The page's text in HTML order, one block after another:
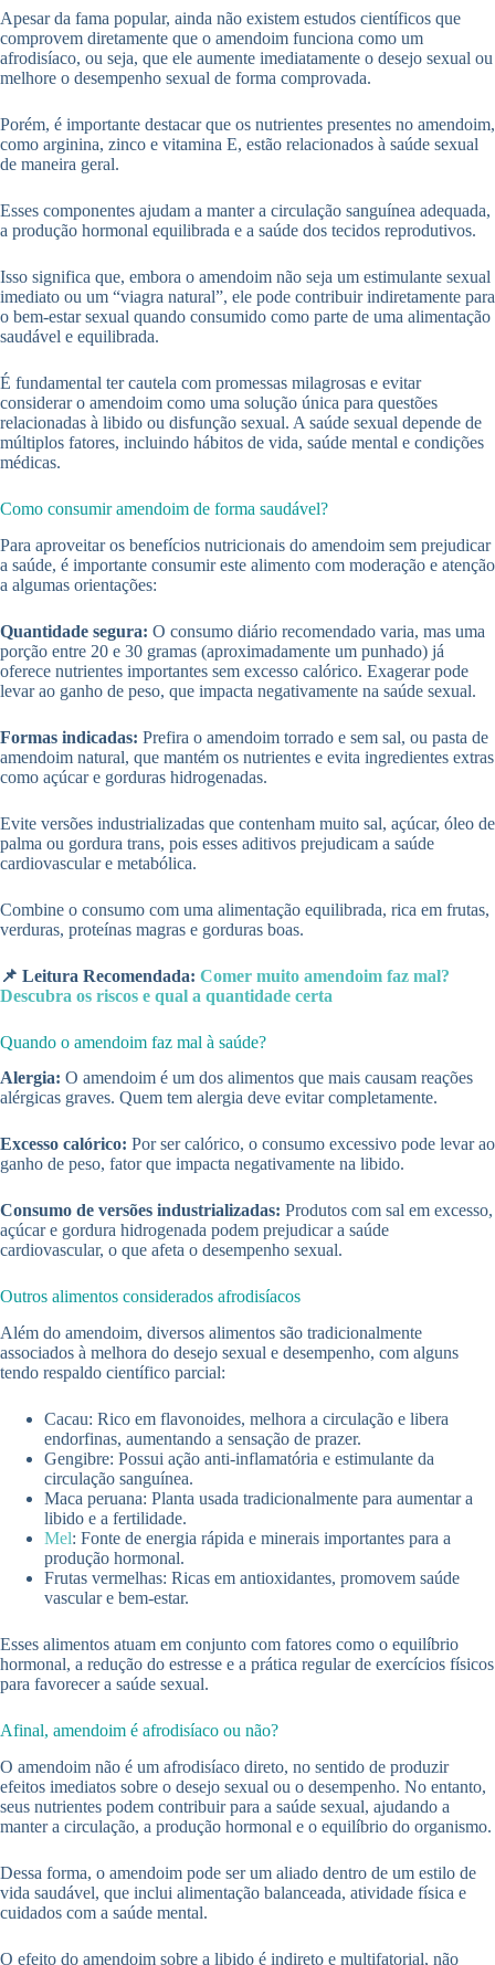
Apesar da fama popular, ainda não existem estudos científicos que
comprovem diretamente que o amendoim funciona como um
afrodisíaco, ou seja, que ele aumente imediatamente o desejo sexual ou
melhore o desempenho sexual de forma comprovada.
Porém, é importante destacar que os nutrientes presentes no amendoim,
como arginina, zinco e vitamina E, estão relacionados à saúde sexual
de maneira geral.
Esses componentes ajudam a manter a circulação sanguínea adequada,
a produção hormonal equilibrada e a saúde dos tecidos reprodutivos.
Isso significa que, embora o amendoim não seja um estimulante sexual
imediato ou um “viagra natural”, ele pode contribuir indiretamente para
o bem-estar sexual quando consumido como parte de uma alimentação
saudável e equilibrada.
É fundamental ter cautela com promessas milagrosas e evitar
considerar o amendoim como uma solução única para questões
relacionadas à libido ou disfunção sexual. A saúde sexual depende de
múltiplos fatores, incluindo hábitos de vida, saúde mental e condições
médicas.
Como consumir amendoim de forma saudável?
Para aproveitar os benefícios nutricionais do amendoim sem prejudicar
a saúde, é importante consumir este alimento com moderação e atenção
a algumas orientações:
Quantidade segura: O consumo diário recomendado varia, mas uma
porção entre 20 e 30 gramas (aproximadamente um punhado) já
oferece nutrientes importantes sem excesso calórico. Exagerar pode
levar ao ganho de peso, que impacta negativamente na saúde sexual.
Formas indicadas: Prefira o amendoim torrado e sem sal, ou pasta de
amendoim natural, que mantém os nutrientes e evita ingredientes extras
como açúcar e gorduras hidrogenadas.
Evite versões industrializadas que contenham muito sal, açúcar, óleo de
palma ou gordura trans, pois esses aditivos prejudicam a saúde
cardiovascular e metabólica.
Combine o consumo com uma alimentação equilibrada, rica em frutas,
verduras, proteínas magras e gorduras boas.
📌 Leitura Recomendada: Comer muito amendoim faz mal?
Descubra os riscos e qual a quantidade certa
Quando o amendoim faz mal à saúde?
Alergia: O amendoim é um dos alimentos que mais causam reações
alérgicas graves. Quem tem alergia deve evitar completamente.
Excesso calórico: Por ser calórico, o consumo excessivo pode levar ao
ganho de peso, fator que impacta negativamente na libido.
Consumo de versões industrializadas: Produtos com sal em excesso,
açúcar e gordura hidrogenada podem prejudicar a saúde
cardiovascular, o que afeta o desempenho sexual.
Outros alimentos considerados afrodisíacos
Além do amendoim, diversos alimentos são tradicionalmente
associados à melhora do desejo sexual e desempenho, com alguns
tendo respaldo científico parcial:
Cacau: Rico em flavonoides, melhora a circulação e libera
endorfinas, aumentando a sensação de prazer.
Gengibre: Possui ação anti-inflamatória e estimulante da
circulação sanguínea.
Maca peruana: Planta usada tradicionalmente para aumentar a
libido e a fertilidade.
Mel: Fonte de energia rápida e minerais importantes para a
produção hormonal.
Frutas vermelhas: Ricas em antioxidantes, promovem saúde
vascular e bem-estar.
Esses alimentos atuam em conjunto com fatores como o equilíbrio
hormonal, a redução do estresse e a prática regular de exercícios físicos
para favorecer a saúde sexual.
Afinal, amendoim é afrodisíaco ou não?
O amendoim não é um afrodisíaco direto, no sentido de produzir
efeitos imediatos sobre o desejo sexual ou o desempenho. No entanto,
seus nutrientes podem contribuir para a saúde sexual, ajudando a
manter a circulação, a produção hormonal e o equilíbrio do organismo.
Dessa forma, o amendoim pode ser um aliado dentro de um estilo de
vida saudável, que inclui alimentação balanceada, atividade física e
cuidados com a saúde mental.
O efeito do amendoim sobre a libido é indireto e multifatorial, não